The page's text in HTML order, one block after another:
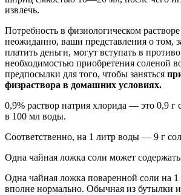
извлечь.
Потребность в физиологическом
неожиданно, ваши представления о том,
платить деньги, могут вступать в
необходимостью приобретения соленой
предпосылки для того, чтобы заняться
физраствора в домашних условиях.
0,9% раствор натрия хлорида — это 0,9 г
в 100 мл воды.
Соответственно, на 1 литр воды — 9 г
Одна чайная ложка соли может содержать
Одна чайная ложка поваренной соли на
вполне нормально. Обычная из бутылки